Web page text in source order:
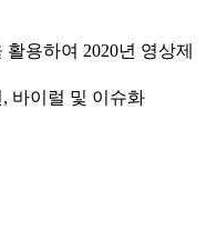
용하여 2020년 영상제
바이럴 및 이슈화